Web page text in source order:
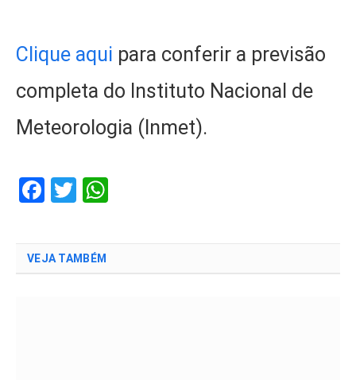
Clique aqui para conferir a previsão
completa do Instituto Nacional de
Meteorologia (Inmet).
Facebook
Twitter
VEJA TAMBÉM